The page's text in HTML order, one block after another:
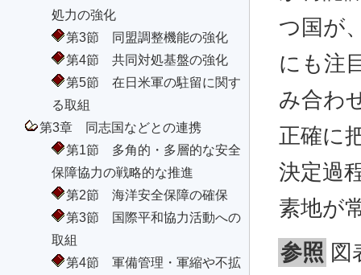
処力の強化
第3節 同盟調整機能の強化
第4節 共同対処基盤の強化
第5節 在日米軍の駐留に関す
る取組
第3章 同志国などとの連携
第1節 多角的・多層的な安全
保障協力の戦略的な推進
第2節 海洋安全保障の確保
第3節 国際平和協力活動への
取組
第4節 軍備管理・軍縮や不拡
つ国が
にも注
み合わ
正確に
決定過
素地が
参照 図